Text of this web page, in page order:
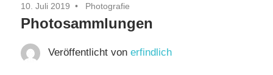
10. Juli 2019 Photografie
Photosammlungen
Veröffentlicht von erfindlich